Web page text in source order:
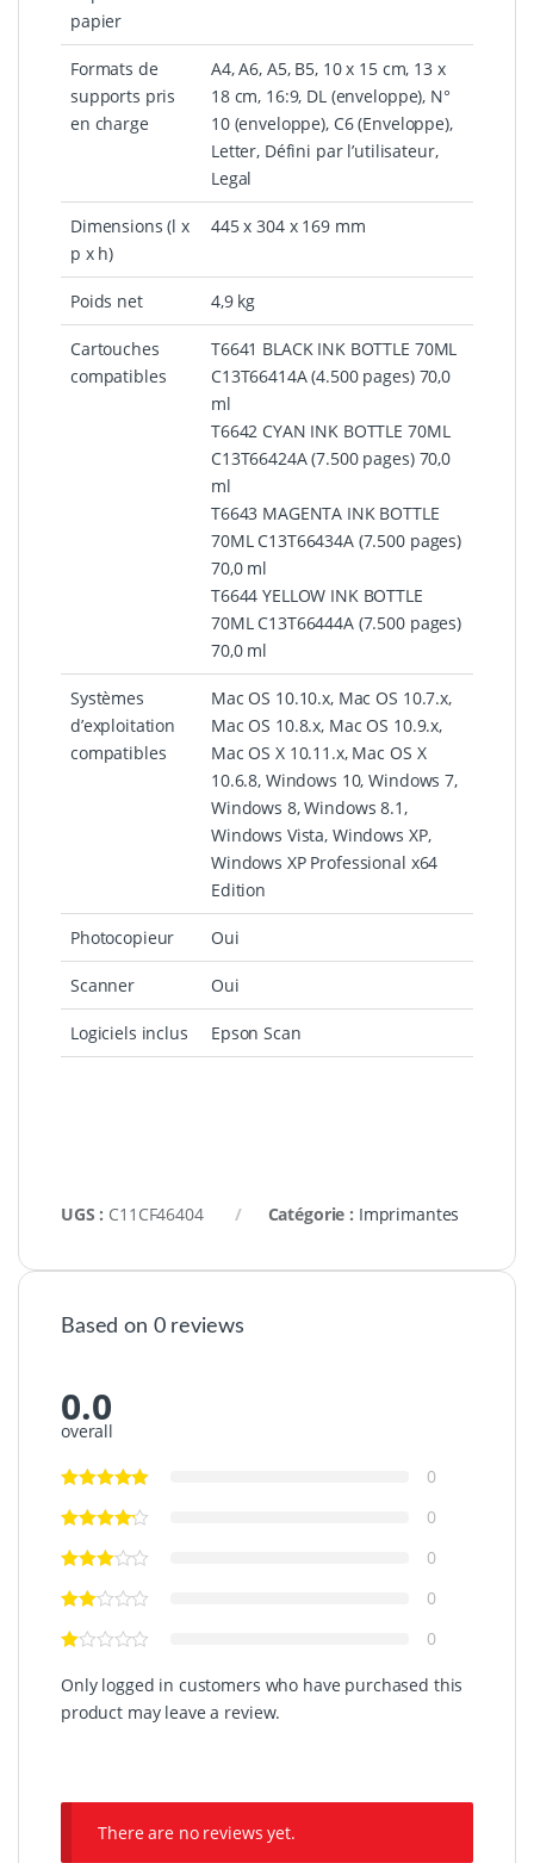
papier
Formats de
supports pris
en charge
A4, A6, A5, B5, 10 x 15 cm, 13 x
18 cm, 16:9, DL (enveloppe), N°
10 (enveloppe), C6 (Enveloppe),
Letter, Défini par l’utilisateur,
Legal
Dimensions (l x
p x h)
445‎ x 304 x 169 mm
Poids net 4,9 kg
Cartouches
compatibles
T6641 BLACK INK BOTTLE 70ML
C13T66414A (4.500 pages) 70,0
ml
T6642 CYAN INK BOTTLE 70ML
C13T66424A (7.500 pages) 70,0
ml
T6643 MAGENTA INK BOTTLE
70ML C13T66434A (7.500 pages)
70,0 ml
T6644 YELLOW INK BOTTLE
70ML C13T66444A (7.500 pages)
70,0 ml
Systèmes
d’exploitation
compatibles
Mac OS 10.10.x, Mac OS 10.7.x,
Mac OS 10.8.x, Mac OS 10.9.x,
Mac OS X 10.11.x, Mac OS X
10.6.8, Windows 10, Windows 7,
Windows 8, Windows 8.1,
Windows Vista, Windows XP,
Windows XP Professional x64
Edition
Photocopieur Oui
Scanner Oui
Logiciels inclus Epson Scan
UGS : C11CF46404 Catégorie : Imprimantes
Based on 0 reviews
0.0
overall
0
0
0
0
0
Only logged in customers who have purchased this
product may leave a review.
There are no reviews yet.